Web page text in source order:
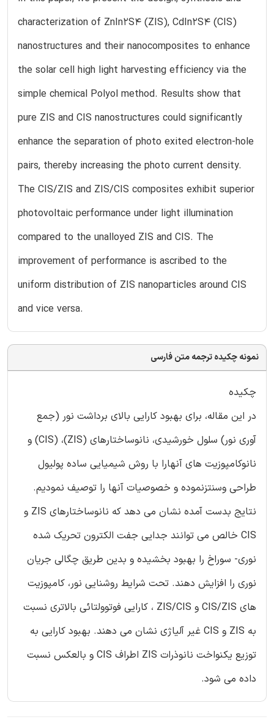
characterization of ZnIn2S4 (ZIS), CdIn2S4 (CIS)
nanostructures and their nanocomposites to enhance
the solar cell high light harvesting efficiency via the
simple chemical Polyol method. Results show that
pure ZIS and CIS nanostructures could significantly
enhance the separation of photo exited electron-hole
pairs, thereby increasing the photo current density.
The CIS/ZIS and ZIS/CIS composites exhibit superior
photovoltaic performance under light illumination
compared to the unalloyed ZIS and CIS. The
improvement of performance is ascribed to the
uniform distribution of ZIS nanoparticles around CIS
and vice versa.
نمونه چکیده ترجمه متن فارسی
چکیده
در این مقاله، برای بهبود کارایی بالای برداشت نور (جمع
آوری نور) سلول خورشیدی، نانوساختارهای (ZIS)، (CIS) و
نانوکامپوزیت های آنهارا با روش شیمیایی ساده پولیول
طراحی وسنتزنموده و خصوصیات آنها را توصیف نمودیم.
نتایج بدست آمده نشان می دهد که نانوساختارهای ZIS و
CIS خالص می توانند جدایی جفت الکترون تحریک شده
نوری- سوراخ را بهبود بخشیده و بدین طریق چگالی جریان
نوری را افزایش دهند. تحت شرایط روشنایی نور، کامپوزیت
های CIS/ZIS و ZIS/CIS ، کارایی فوتوولتائی بالاتری نسبت
به ZIS و CIS غیر آلیاژی نشان می دهند. بهبود کارایی به
توزیع یکنواخت نانوذرات ZIS اطراف CIS و بالعکس نسبت
داده می شود.